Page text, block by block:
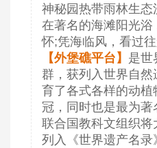
神秘园热带雨林生
在著名的海滩阳光
怀;凭海临风，看过往
【外堡礁平台】 是世
群，获列入世界自
育了各式各样的动植
冠，同时也是最为著
联合国教科文组织将
列入《世界遗产名录